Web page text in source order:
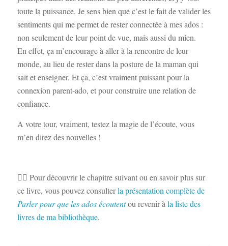
toute la puissance. Je sens bien que c’est le fait de valider les
sentiments qui me permet de rester connectée à mes ados :
non seulement de leur point de vue, mais aussi du mien.
En effet, ça m’encourage à aller à la rencontre de leur
monde, au lieu de rester dans la posture de la maman qui
sait et enseigner. Et ça, c’est vraiment puissant pour la
connexion parent-ado, et pour construire une relation de
confiance.
A votre tour, vraiment, testez la magie de l’écoute, vous
m’en direz des nouvelles !
👉🏻 Pour découvrir le chapitre suivant ou en savoir plus sur
ce livre, vous pouvez consulterla présentation complète de
Parler pour que les ados écoutentou revenir à la liste des
livres de ma bibliothèque.